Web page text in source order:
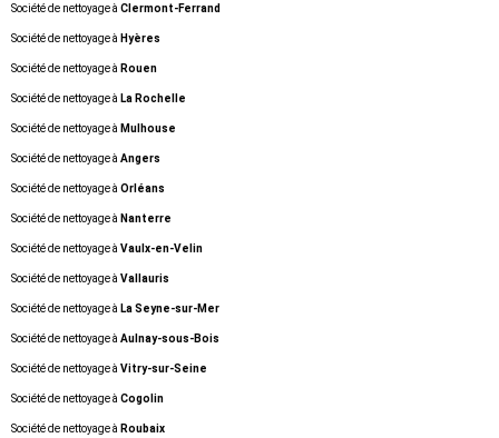
Société de nettoyage à Clermont-Ferrand
Société de nettoyage à Hyères
Société de nettoyage à Rouen
Société de nettoyage à La Rochelle
Société de nettoyage à Mulhouse
Société de nettoyage à Angers
Société de nettoyage à Orléans
Société de nettoyage à Nanterre
Société de nettoyage à Vaulx-en-Velin
Société de nettoyage à Vallauris
Société de nettoyage à La Seyne-sur-Mer
Société de nettoyage à Aulnay-sous-Bois
Société de nettoyage à Vitry-sur-Seine
Société de nettoyage à Cogolin
Société de nettoyage à Roubaix